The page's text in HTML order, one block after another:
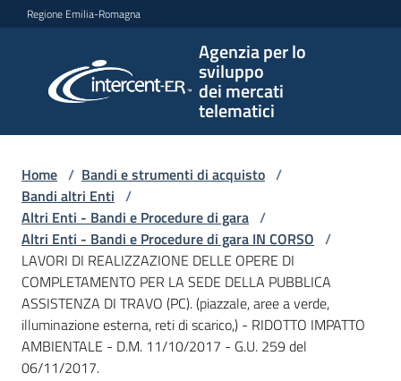
Vai al contenuto
Vai alla navigazione
Vai al footer
Regione Emilia-Romagna
Agenzia per lo
sviluppo
dei mercati
telematici
per lo
sviluppo
telematici
L'Agenzia
Bandi
e
strumenti
Home / Bandi e strumenti di acquisto /
Bandi altri Enti /
Altri Enti - Bandi e Procedure di gara /
Altri Enti - Bandi e Procedure di gara IN CORSO /
LAVORI DI REALIZZAZIONE DELLE OPERE DI
COMPLETAMENTO PER LA SEDE DELLA PUBBLICA
ASSISTENZA DI TRAVO (PC). (piazzale, aree a verde,
illuminazione esterna, reti di scarico,) - RIDOTTO IMPATTO
AMBIENTALE - D.M. 11/10/2017 - G.U. 259 del
06/11/2017.